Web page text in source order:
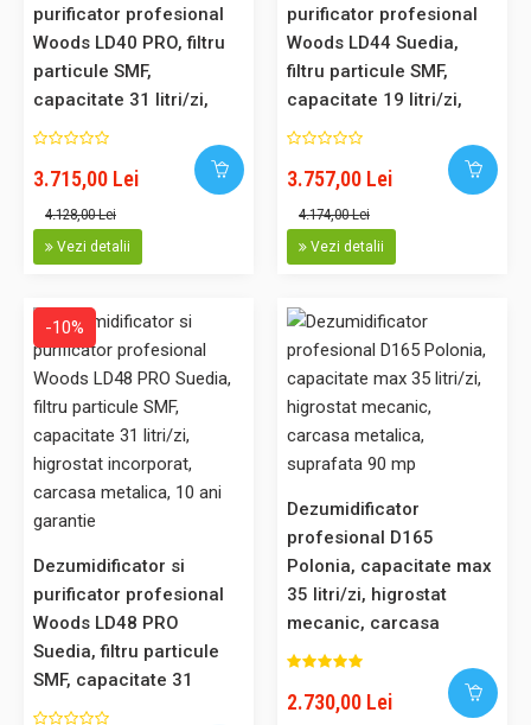
particule SMF, capacitate 12 litri/zi, higrostat incorporat, carcasa
metalica, 10 ani garantie
Dezumidificator profesional Woods LD24 fabricat in Suedia,
filtrului anual Modelul Woods LD24 este perfect pentru: -
uscarea rufelor, aerul uscat pe care il elibereaza
dezumidificatorul uscand hainele fara sa le deterioreze - usc..
3.660,00 Lei
3.295,00 Lei
Adaugă în Coş
Comparaţie
-10%
Dezumidificator si purificator profesional Woods LD40 PRO, filtru
particule SMF, capacitate 31 litri/zi, higrostat incorporat, carcasa
metalica,10 ani garantie
purificator profesional
Woods LD40 PRO, filtru
particule SMF,
capacitate 31 litri/zi,
higrostat incorporat,
carcasa metalica,10 ani
garantie
3.715,00 Lei
4.128,00 Lei
Vezi detalii
purificator profesional
Woods LD44 Suedia,
filtru particule SMF,
capacitate 19 litri/zi,
higrostat incorporat,
carcasa metalica,10 ani
garantie
3.757,00 Lei
4.174,00 Lei
Vezi detalii
-10%
Dezumidificator si
purificator profesional
Woods LD48 PRO
Suedia, filtru particule
SMF, capacitate 31
litri/zi, higrostat
Dezumidificator
profesional D165
Polonia, capacitate max
35 litri/zi, higrostat
mecanic, carcasa
metalica, suprafata 90
2.730,00 Lei